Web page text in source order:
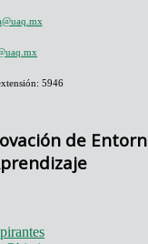
5946
de